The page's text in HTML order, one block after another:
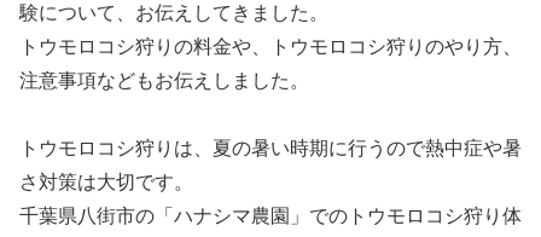
験について、お伝えしてきました。
トウモロコシ狩りの料金や、トウモロコシ狩りのやり方、
注意事項などもお伝えしました。
トウモロコシ狩りは、夏の暑い時期に行うので熱中症や暑
さ対策は大切です。
千葉県八街市の「ハナシマ農園」でのトウモロコシ狩り体